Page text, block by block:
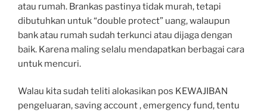
atau rumah. Brankas pastinya tidak murah, tetapi
dibutuhkan untuk “double protect” uang, walaupun
bank atau rumah sudah terkunci atau dijaga dengan
baik. Karena maling selalu mendapatkan berbagai cara
untuk mencuri.
Walau kita sudah teliti alokasikan pos KEWAJIBAN
pengeluaran, saving account , emergency fund, tentu